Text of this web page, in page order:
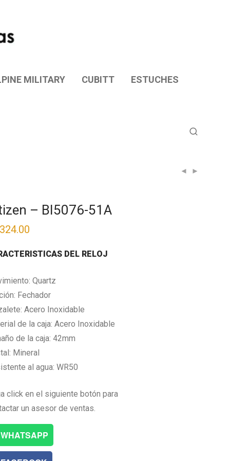
MILITARY CUBITT ESTUCHES
– BI5076-51A
DEL RELOJ
Quartz
Fechador
Acero Inoxidable
de la caja: Acero Inoxidable
de la caja: 42mm
Mineral
al agua: WR50
click en el siguiente botón para
un asesor de ventas.